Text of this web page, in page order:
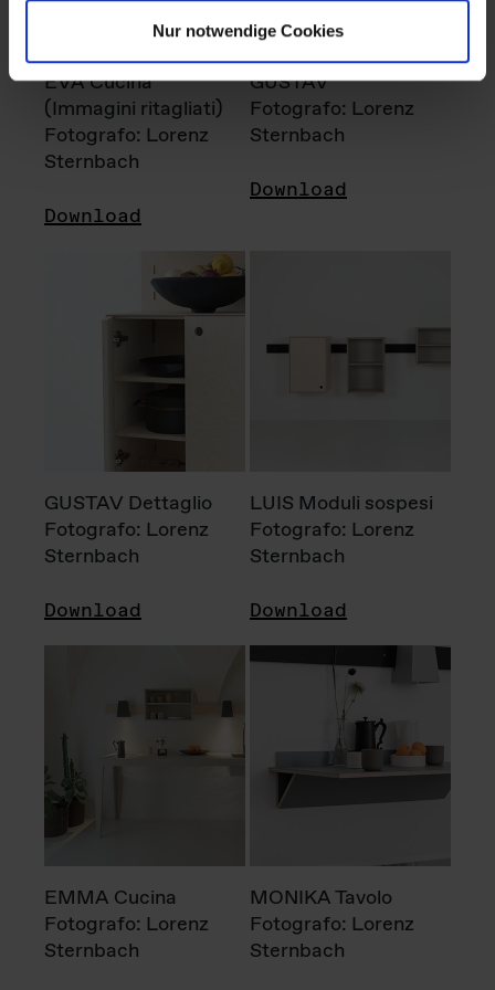
Nur notwendige Cookies
EVA Cucina
(Immagini ritagliati)
Fotografo: Lorenz
Sternbach
Download
GUSTAV
Fotografo: Lorenz
Sternbach
Download
GUSTAV Dettaglio
Fotografo: Lorenz
Sternbach
Download
LUIS Moduli sospesi
Fotografo: Lorenz
Sternbach
Download
EMMA Cucina
Fotografo: Lorenz
Sternbach
MONIKA Tavolo
Fotografo: Lorenz
Sternbach